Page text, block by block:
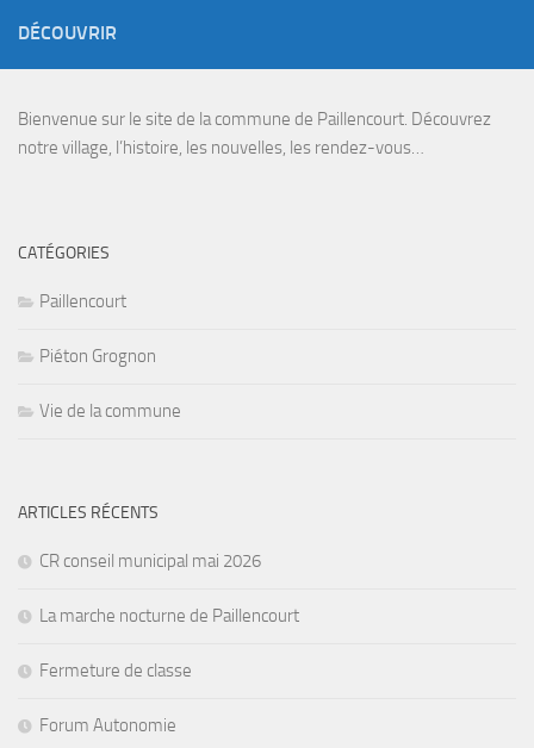
DÉCOUVRIR
Bienvenue sur le site de la commune de Paillencourt. Découvrez
notre village, l’histoire, les nouvelles, les rendez-vous…
CATÉGORIES
Paillencourt
Piéton Grognon
Vie de la commune
ARTICLES RÉCENTS
CR conseil municipal mai 2026
La marche nocturne de Paillencourt
Fermeture de classe
Forum Autonomie